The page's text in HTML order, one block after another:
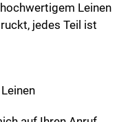
Leinen
jedes Teil ist